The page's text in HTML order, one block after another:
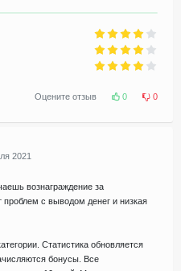
Оцените отзыв 0 0
2021
вознаграждение за
с выводом денег и низкая
Статистика обновляется
бонусы. Все